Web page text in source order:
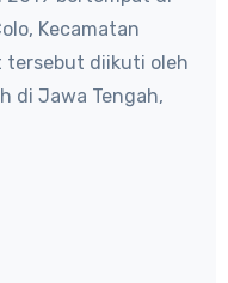
Kecamatan
tersebut diikuti oleh
di Jawa Tengah,